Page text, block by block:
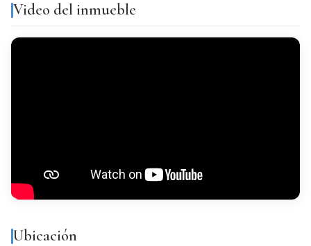
Equipamiento y servicios
Luminoso Todo exterior
Video del inmueble
Ubicación